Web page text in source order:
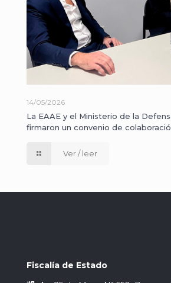
14/05/2026
La EAAE y el Ministerio de la
firmaron un convenio de
Ver / leer
Fiscalía de Estado